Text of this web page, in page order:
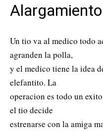
Un tio va al medico todo
agranden la polla,
y el medico tiene la idea
elefantito. La
operacion es todo un
el tio decide
estrenarse con la amiga